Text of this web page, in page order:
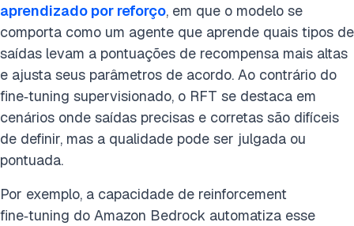
aprendizado por reforço, em que o modelo se
comporta como um agente que aprende quais tipos de
saídas levam a pontuações de recompensa mais altas
e ajusta seus parâmetros de acordo. Ao contrário do
fine‑tuning supervisionado, o RFT se destaca em
cenários onde saídas precisas e corretas são difíceis
de definir, mas a qualidade pode ser julgada ou
pontuada.
Por exemplo, a capacidade de reinforcement
fine‑tuning do Amazon Bedrock automatiza esse